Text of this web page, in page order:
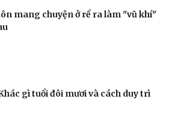
mang chuyện ở rể ra làm "vũ khí"
gì tuổi đôi mươi và cách duy trì